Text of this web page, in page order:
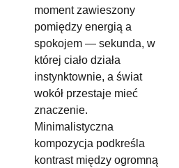
moment zawieszony
pomiędzy energią a
spokojem — sekunda, w
której ciało działa
instynktownie, a świat
wokół przestaje mieć
znaczenie.
Minimalistyczna
kompozycja podkreśla
kontrast między ogromną